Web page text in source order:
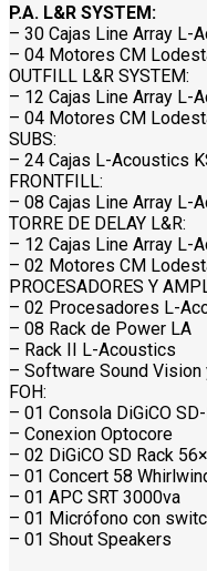
P.A. L&R SYSTEM:
– 30 Cajas Line Array L-
– 04 Motores CM
OUTFILL L&R SYSTEM:
– 12 Cajas Line Array L-
– 04 Motores CM
SUBS:
– 24 Cajas L-Acoustics
FRONTFILL:
– 08 Cajas Line Array L-
TORRE DE DELAY L&R:
– 12 Cajas Line Array L-
– 02 Motores CM
PROCESADORES Y
– 02 Procesadores L-
– 08 Rack de Power LA
– Rack II L-Acoustics
– Software Sound Vision
FOH:
– 01 Consola DiGiCO
– Conexion Optocore
– 02 DiGiCO SD Rack
– 01 Concert 58
– 01 APC SRT 3000va
– 01 Micrófono con
– 01 Shout Speakers